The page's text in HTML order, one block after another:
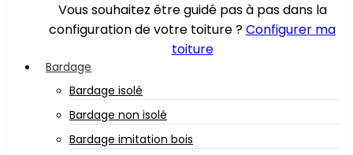
Vous souhaitez être guidé pas à pas dans la
configuration de votre toiture ?Configurer ma
toiture
Bardage
Bardage isolé
Bardage non isolé
Bardage imitation bois